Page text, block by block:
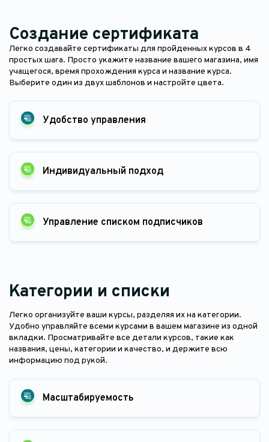
Создание сертификата
Легко создавайте сертификаты для пройденных курсов в 4
простых шага. Просто укажите название вашего магазина, имя
учащегося, время прохождения курса и название курса.
Выберите один из двух шаблонов и настройте цвета.
Удобство управления
Индивидуальный подход
Управление списком подписчиков
Категории и списки
Легко организуйте ваши курсы, разделяя их на категории.
Удобно управляйте всеми курсами в вашем магазине из одной
вкладки. Просматривайте все детали курсов, такие как
названия, цены, категории и качество, и держите всю
информацию под рукой.
Масштабируемость